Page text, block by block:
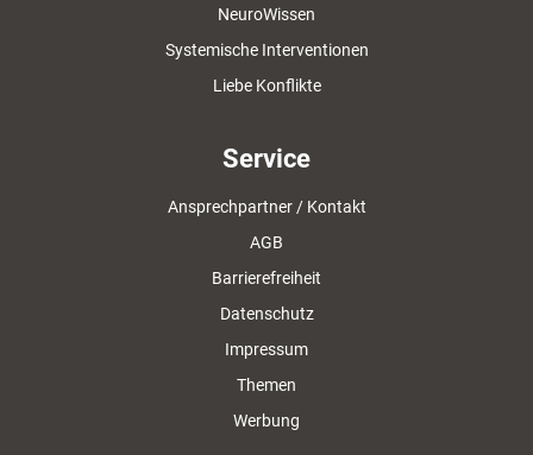
NeuroWissen
Systemische Interventionen
Liebe Konflikte
Service
Ansprechpartner / Kontakt
AGB
Barrierefreiheit
Datenschutz
Impressum
Themen
Werbung